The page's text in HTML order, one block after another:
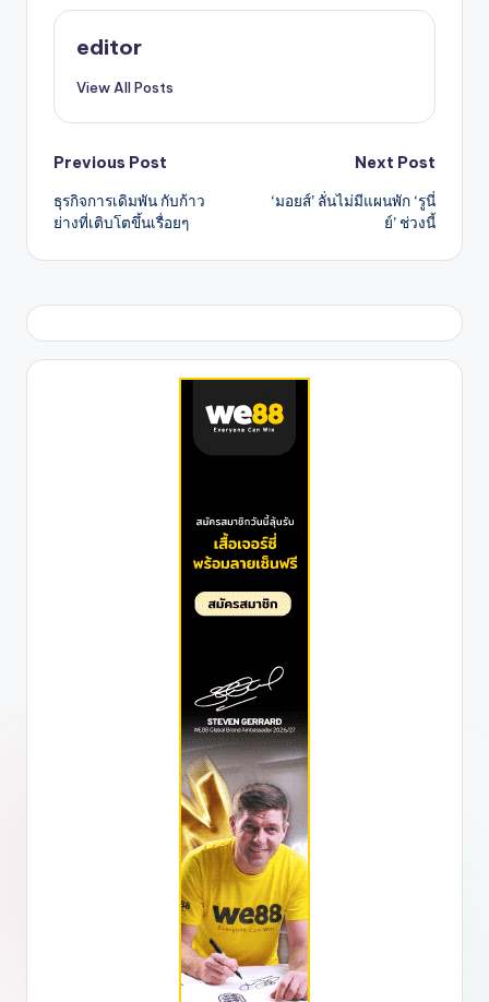
editor
View All Posts
Post
navigation
Previous Post
ธุรกิจการเดิมพัน กับก้าว
ย่างที่เติบโตขึ้นเรื่อยๆ
Next Post
‘มอยส์’ ลั่นไม่มีแผนพัก ‘รูนี่
ย์’ ช่วงนี้